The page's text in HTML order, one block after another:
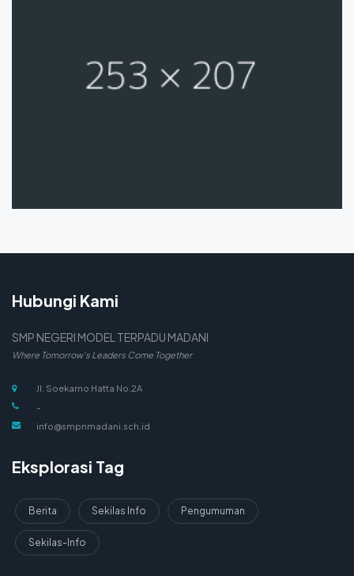
Hubungi Kami
SMP NEGERI MODEL TERPADU MADANI
Where Tomorrow's Leaders Come Together
Jl. Soekarno Hatta No.2A
-
info@smpnmadani.sch.id
Eksplorasi Tag
Berita Sekilas Info Pengumuman
Sekilas-Info